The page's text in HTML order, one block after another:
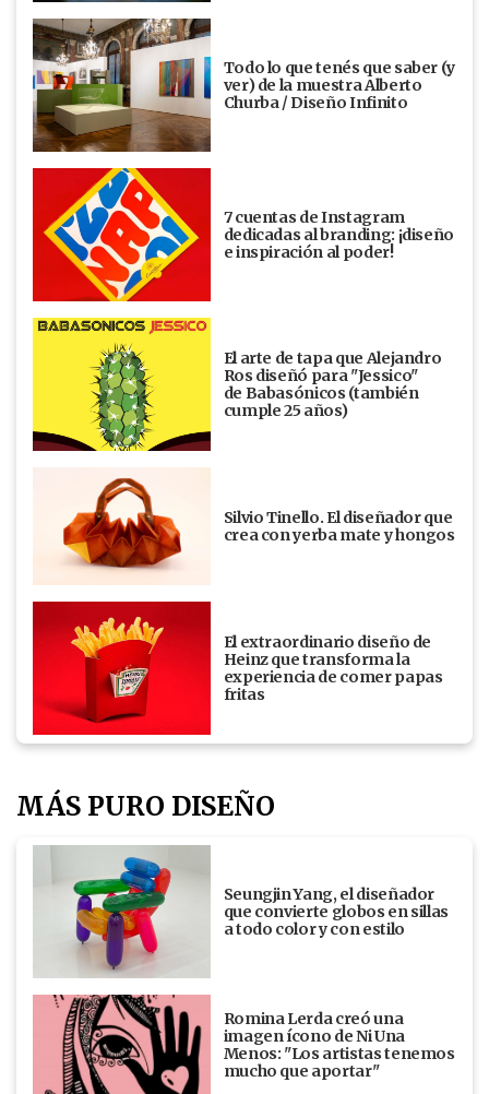
Todo lo que tenés que saber (y
ver) de la muestra Alberto
Churba / Diseño Infinito
7 cuentas de Instagram
dedicadas al branding: ¡diseño
e inspiración al poder!
El arte de tapa que Alejandro
Ros diseñó para "Jessico"
de Babasónicos (también
cumple 25 años)
Silvio Tinello. El diseñador que
crea con yerba mate y hongos
El extraordinario diseño de
Heinz que transforma la
experiencia de comer papas
fritas
MÁS PURO DISEÑO
Seungjin Yang, el diseñador
que convierte globos en sillas
a todo color y con estilo
Romina Lerda creó una
imagen ícono de Ni Una
Menos: "Los artistas tenemos
mucho que aportar"